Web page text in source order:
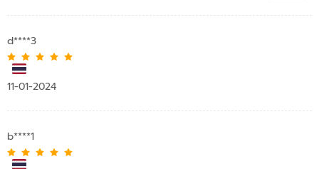
d****3
11-01-2024
b****1